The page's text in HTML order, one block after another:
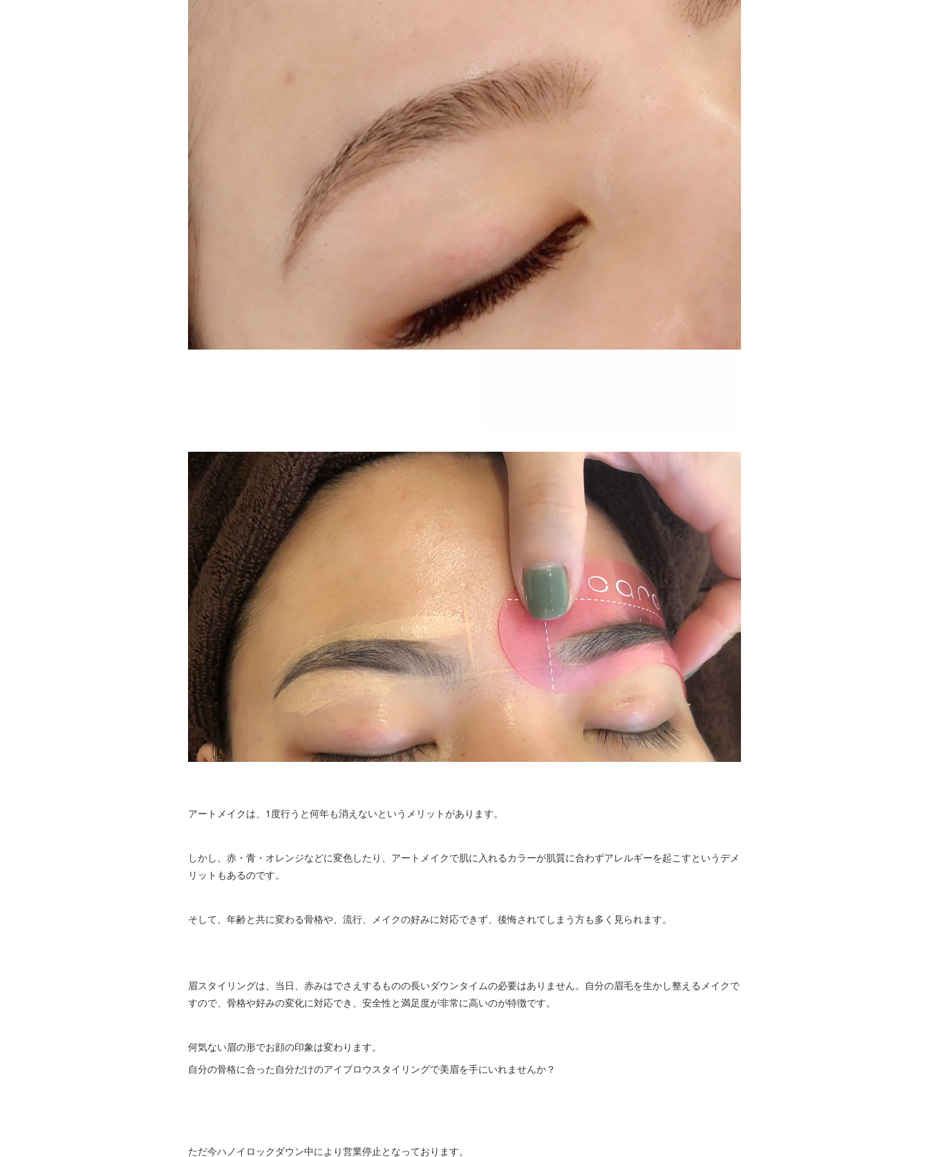
アートメイクは、1度行うと何年も消えないというメリットがあります。
しかし、赤・青・オレンジなどに変色したり、アートメイクで肌に入れるカラーが肌質に合わずアレルギーを起こすというデメ
リットもあるのです。
そして、年齢と共に変わる骨格や、流行、メイクの好みに対応できず、後悔されてしまう方も多く見られます。
眉スタイリングは、当日、赤みはでさえするものの長いダウンタイムの必要はありません。自分の眉毛を生かし整えるメイクで
すので、骨格や好みの変化に対応でき、安全性と満足度が非常に高いのが特徴です。
何気ない眉の形でお顔の印象は変わります。
自分の骨格に合った自分だけのアイブロウスタイリングで美眉を手にいれませんか？
ただ今ハノイロックダウン中により営業停止となっております。